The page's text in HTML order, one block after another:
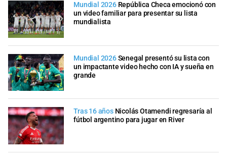
Mundial 2026 República Checa emocionó con
un video familiar para presentar su lista
mundialista
Mundial 2026Senegal presentó su lista con
un impactante video hecho con IA y sueña en
grande
Tras 16 años Nicolás Otamendi regresaría al
fútbol argentino para jugar en River